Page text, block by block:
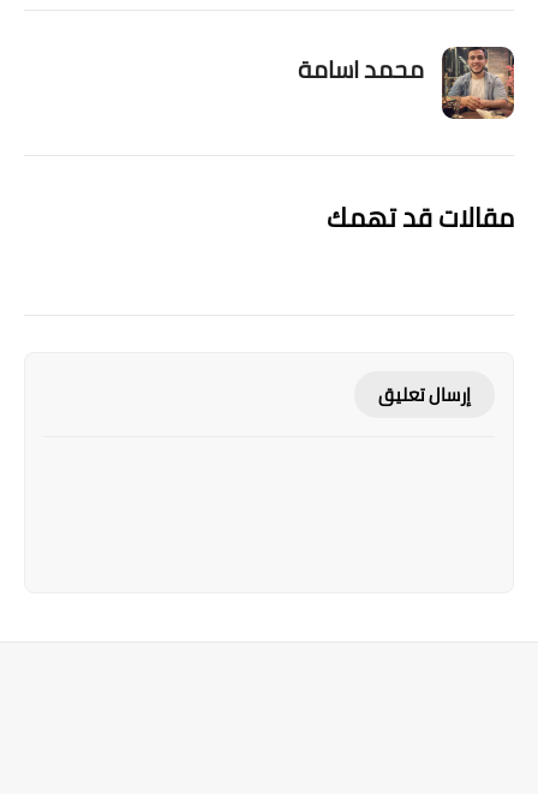
محمد اسامة
مقالات قد تهمك
إرسال تعليق